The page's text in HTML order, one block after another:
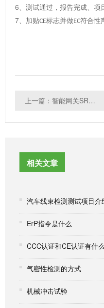
6、测试通过，报告完成、项
7、加贴CE标志并做EC符合性
上一篇：智能网关SRRC认证
相关文章
汽车线束检测测试项目介
ErP指令是什么
CCC认证和CE认证有什
气密性检测的方式
机械冲击试验